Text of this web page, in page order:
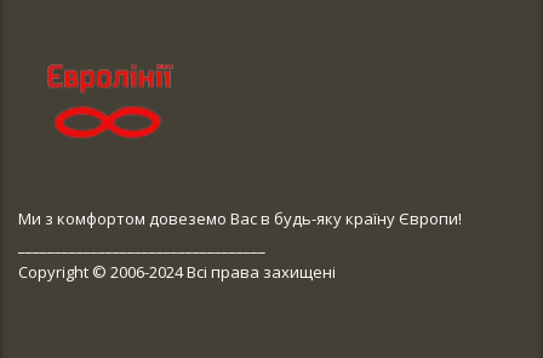
Ми з комфортом довеземо Вас в будь-яку країну Європи!
Copyright © 2006-2024 Всі права захищені